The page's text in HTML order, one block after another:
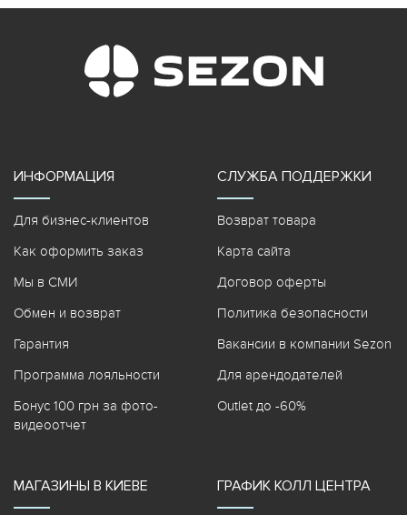
ИНФОРМАЦИЯ
Для бизнес-клиентов
Как оформить заказ
Мы в СМИ
Обмен и возврат
Гарантия
Программа лояльности
Бонус 100 грн за фото-
видеоотчет
СЛУЖБА ПОДДЕРЖКИ
Возврат товара
Карта сайта
Договор оферты
Политика безопасности
Вакансии в компании Sezon
Для арендодателей
Outlet до -60%
МАГАЗИНЫ В КИЕВЕ ГРАФИК КОЛЛ ЦЕНТРА